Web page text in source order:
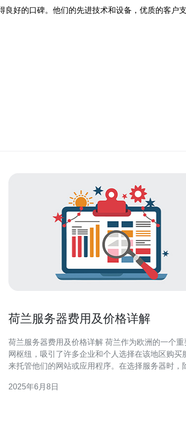
好的口碑。他们的先进技术和设备，优质的客
荷兰服务器费用及价格详解
荷兰服务器费用及价格详解 荷兰作为欧洲的一个重要互联
网枢纽，吸引了许多企业和个人选择在该地区购买
来托管他们的网站或应用程序。在选择服务器时，
将详细介绍荷兰服务器的费用及价格情况。 在荷兰，服务
2025年6月8日